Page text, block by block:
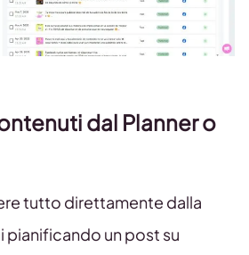
dal Planner o
tutto direttamente dalla
pianificando un post su